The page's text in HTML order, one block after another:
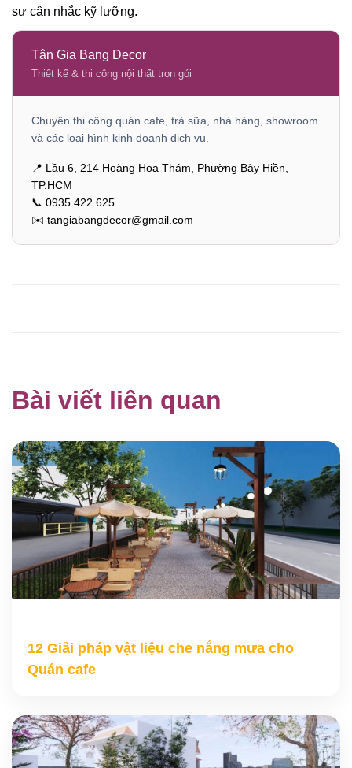
sự cân nhắc kỹ lưỡng.
Tân Gia Bang Decor
Thiết kế & thi công nội thất trọn gói
Chuyên thi công quán cafe, trà sữa, nhà hàng, showroom
và các loại hình kinh doanh dịch vụ.
📍 Lầu 6, 214 Hoàng Hoa Thám, Phường Bảy Hiền,
TP.HCM
📞 0935 422 625
✉️ tangiabangdecor@gmail.com
Bài viết liên quan
12 Giải pháp vật liệu che nắng mưa cho
Quán cafe